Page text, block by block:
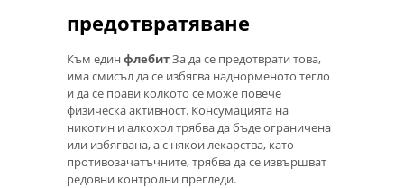
предотвратяване
Към един флебитЗа да се предотврати това,
има смисъл да се избягва наднорменото тегло
и да се прави колкото се може повече
физическа активност. Консумацията на
никотин и алкохол трябва да бъде ограничена
или избягвана, а с някои лекарства, като
противозачатъчните, трябва да се извършват
редовни контролни прегледи.